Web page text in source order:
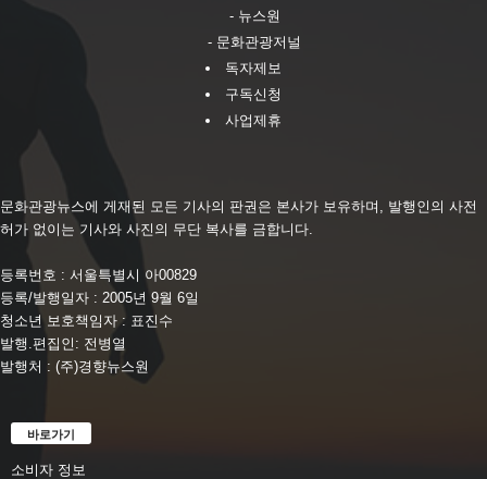
- 뉴스원
- 문화관광저널
독자제보
구독신청
사업제휴
문화관광뉴스에 게재된 모든 기사의 판권은 본사가 보유하며, 발행인의 사전
허가 없이는 기사와 사진의 무단 복사를 금합니다.
등록번호 : 서울특별시 아00829
등록/발행일자 : 2005년 9월 6일
청소년 보호책임자 : 표진수
발행.편집인: 전병열
발행처 : (주)경향뉴스원
바로가기
소비자 정보